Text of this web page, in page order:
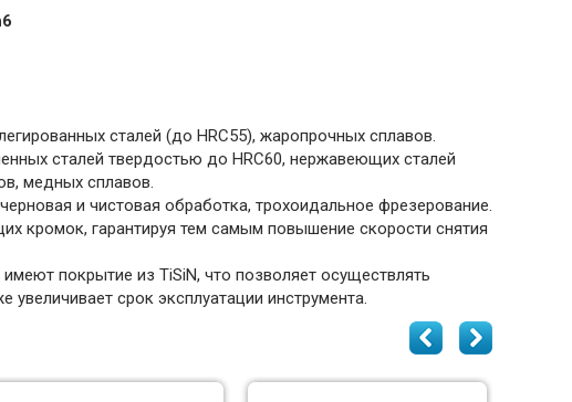
сталей (до HRC55), жаропрочных сплавов.
сталей твердостью до HRC60, нержавеющих сталей
медных сплавов.
и чистовая обработка, трохоидальное фрезерование.
кромок, гарантируя тем самым повышение скорости снятия
покрытие из TiSiN, что позволяет осуществлять
срок эксплуатации инструмента.